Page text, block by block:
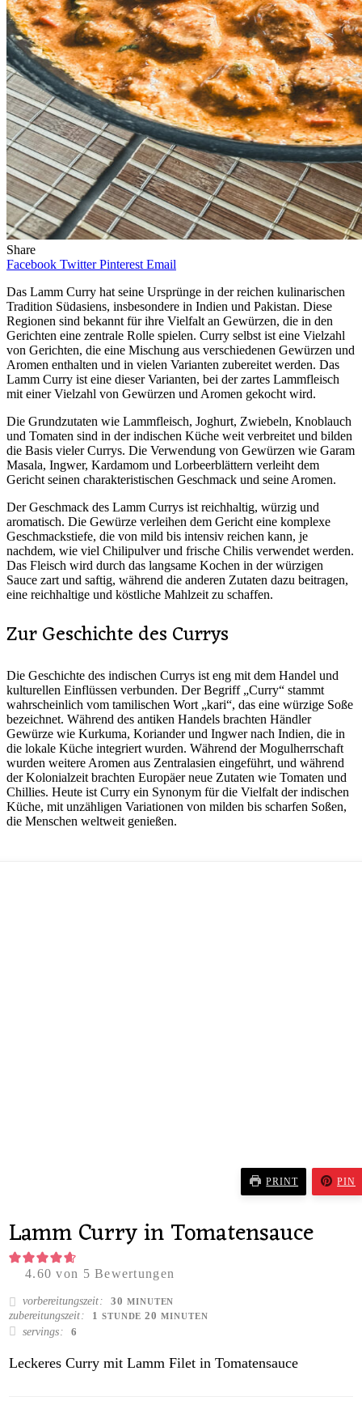
Share
Facebook Twitter Pinterest Email
Das Lamm Curry hat seine Ursprünge in der reichen kulinarischen
Tradition Südasiens, insbesondere in Indien und Pakistan. Diese
Regionen sind bekannt für ihre Vielfalt an Gewürzen, die in den
Gerichten eine zentrale Rolle spielen. Curry selbst ist eine Vielzahl
von Gerichten, die eine Mischung aus verschiedenen Gewürzen und
Aromen enthalten und in vielen Varianten zubereitet werden. Das
Lamm Curry ist eine dieser Varianten, bei der zartes Lammfleisch
mit einer Vielzahl von Gewürzen und Aromen gekocht wird.
Die Grundzutaten wie Lammfleisch, Joghurt, Zwiebeln, Knoblauch
und Tomaten sind in der indischen Küche weit verbreitet und bilden
die Basis vieler Currys. Die Verwendung von Gewürzen wie Garam
Masala, Ingwer, Kardamom und Lorbeerblättern verleiht dem
Gericht seinen charakteristischen Geschmack und seine Aromen.
Der Geschmack des Lamm Currys ist reichhaltig, würzig und
aromatisch. Die Gewürze verleihen dem Gericht eine komplexe
Geschmackstiefe, die von mild bis intensiv reichen kann, je
nachdem, wie viel Chilipulver und frische Chilis verwendet werden.
Das Fleisch wird durch das langsame Kochen in der würzigen
Sauce zart und saftig, während die anderen Zutaten dazu beitragen,
eine reichhaltige und köstliche Mahlzeit zu schaffen.
Zur Geschichte des Currys
Die Geschichte des indischen Currys ist eng mit dem Handel und
kulturellen Einflüssen verbunden. Der Begriff „Curry“ stammt
wahrscheinlich vom tamilischen Wort „kari“, das eine würzige Soße
bezeichnet. Während des antiken Handels brachten Händler
Gewürze wie Kurkuma, Koriander und Ingwer nach Indien, die in
die lokale Küche integriert wurden. Während der Mogulherrschaft
wurden weitere Aromen aus Zentralasien eingeführt, und während
der Kolonialzeit brachten Europäer neue Zutaten wie Tomaten und
Chillies. Heute ist Curry ein Synonym für die Vielfalt der indischen
Küche, mit unzähligen Variationen von milden bis scharfen Soßen,
die Menschen weltweit genießen.
PRINT PIN
Lamm Curry in Tomatensauce
4.60 von 5 Bewertungen
vorbereitungszeit 30 MINUTEN
MINUTEN
zubereitungszeit 1 STUNDE
STUNDE 20 MINUTEN
MINUTEN
servings 6
Leckeres Curry mit Lamm Filet in Tomatensauce